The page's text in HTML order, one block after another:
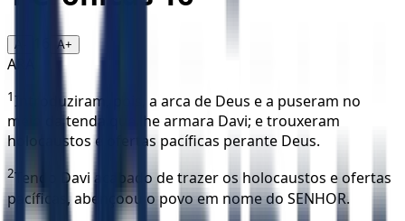
A- A+
ARA
1Introduziram, pois, a arca de Deus e a puseram no
meio da tenda que lhe armara Davi; e trouxeram
holocaustos e ofertas pacíficas perante Deus.
2Tendo Davi acabado de trazer os holocaustos e ofertas
pacíficas, abençoou o povo em nome do SENHOR.